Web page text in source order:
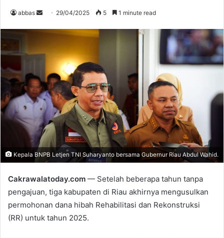
abbas
e
m
a
l
29/04/2025 5 1 minute read
Kepala BNPB Letjen TNI Suharyanto bersama Gubernur Riau Abdul Wahid.
Cakrawalatoday.com — Setelah beberapa tahun tanpa
pengajuan, tiga kabupaten di Riau akhirnya mengusulkan
permohonan dana hibah Rehabilitasi dan Rekonstruksi
(RR) untuk tahun 2025.